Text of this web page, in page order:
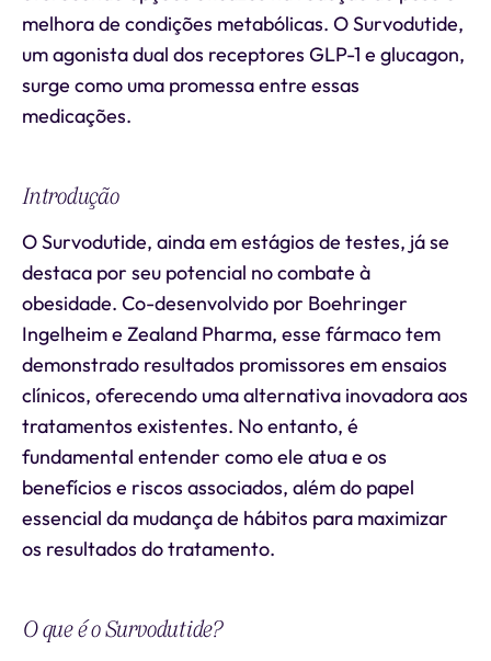
melhora de condições metabólicas. O Survodutide,
um agonista dual dos receptores GLP-1 e glucagon,
surge como uma promessa entre essas
medicações.
Introdução
O Survodutide, ainda em estágios de testes, já se
destaca por seu potencial no combate à
obesidade. Co-desenvolvido por Boehringer
Ingelheim e Zealand Pharma, esse fármaco tem
demonstrado resultados promissores em ensaios
clínicos, oferecendo uma alternativa inovadora aos
tratamentos existentes. No entanto, é
fundamental entender como ele atua e os
benefícios e riscos associados, além do papel
essencial da mudança de hábitos para maximizar
os resultados do tratamento.
O que é o Survodutide?